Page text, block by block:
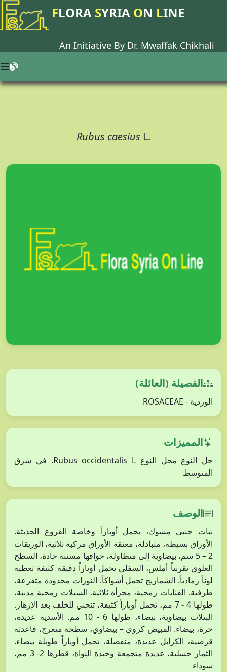
FLORA SYRIA ON LINE
An Initiative By Dr. Mwaffak Chikhali
Rubus caesius L.
الفصيلة (العائلة)
الوردية - ROSACEAE
المميزات
حل النوع محل النوع Rubus occidentalis L. في شرق
المتوسط
الوصف
نبات جنبي مشوك، يحمل أوباراً وخاصة الفروع الحديثة.
الأوراق بسيطة، متبادلة، معنقة الأوراق مركبة ثلاثية، الوريقات
2 – 5 سم، بيضاوية إلى متطاولة، حوافها مسننة حادة، السطح
العلوي تقريباً أملس، السفلي يحمل أوباراً دقيقة كثيفة تعطيه
لوناً رمادياً. الشماريخ تحمل أشواكاً. النورات محدودة متفرعة،
طرفية. القنابات رمحية، مجزأة ثلاثية. السبلات رمحية مدببة،
طولها 4 - 7 مم، تحمل أوباراً كثيفة، تنحني للخلف بعد الإزهار.
البتلات بيضاوية، بيضاء، طولها 6 - 10 مم. الأسدية عديدة،
حرة، بيضاء. المبيض كروي – بيضاوي، سطحه متعرج، قاعدته
قرصية، الكرابل عديدة، منفصلة، تحمل أوباراً طويلة بيضاء.
الثمار حسلية، عديدة متجمعة وحيدة النواة، قطرها 2- 3 مم،
سوداء